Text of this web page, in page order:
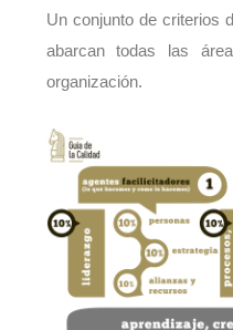
Un conjunto de criterios
abarcan todas las
organización.